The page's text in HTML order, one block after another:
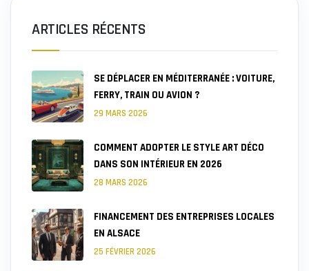
ARTICLES RÉCENTS
SE DÉPLACER EN MÉDITERRANÉE : VOITURE,
FERRY, TRAIN OU AVION ?
29 MARS 2026
COMMENT ADOPTER LE STYLE ART DÉCO
DANS SON INTÉRIEUR EN 2026
28 MARS 2026
FINANCEMENT DES ENTREPRISES LOCALES
EN ALSACE
25 FÉVRIER 2026